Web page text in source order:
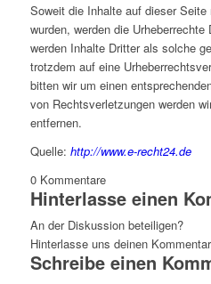
Soweit die Inhalte auf dieser
wurden, werden die
werden Inhalte Dritter als solche
trotzdem auf eine
bitten wir um einen
von Rechtsverletzungen werden
entfernen.
Quelle: http://www.e-recht24.de
0 Kommentare
Hinterlasse einen
An der Diskussion beteiligen?
Hinterlasse uns deinen
Schreibe einen